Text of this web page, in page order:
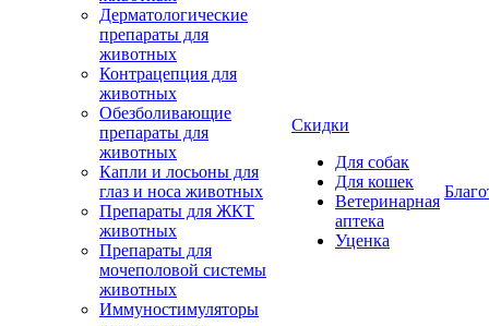
Дерматологические
препараты для
животных
Контрацепция для
животных
Обезболивающие
препараты для
животных
Капли и лосьоны для
глаз и носа животных
Препараты для ЖКТ
животных
Препараты для
мочеполовой системы
животных
Иммуностимуляторы
Скидки
Для собак
Для кошек
Ветеринарная
аптека
Уценка